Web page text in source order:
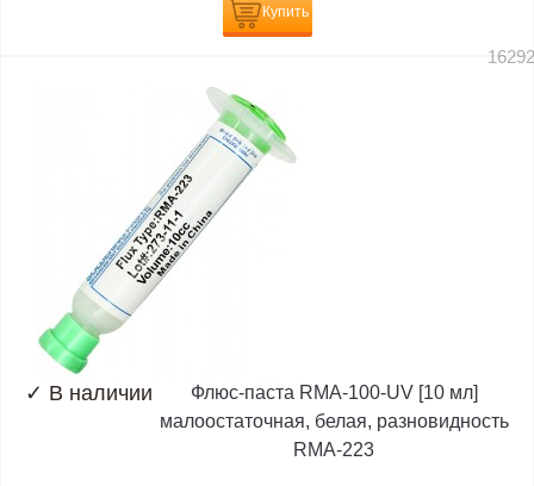
Купить
✓ В наличии
Флюс-паста RMA-100-UV [10 мл]
малоостаточная, белая, разновидность
RMA-223